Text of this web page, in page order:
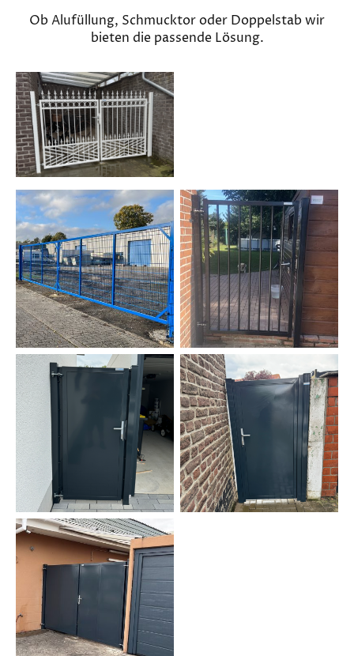
Ob Alufüllung, Schmucktor oder Doppelstab wir
bieten die passende Lösung.